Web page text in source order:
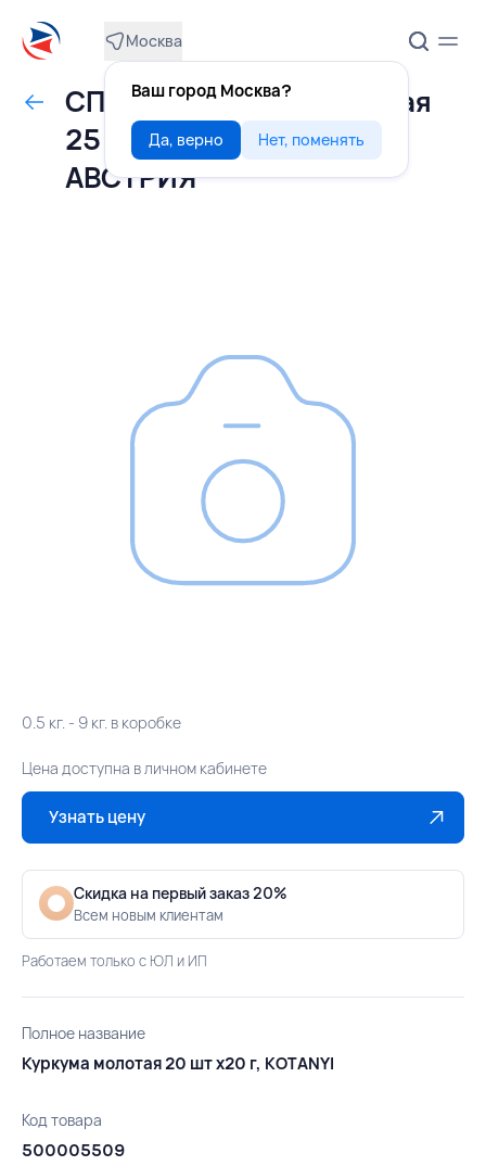
Москва
Ваш город Москва?
Да, верно Нет, поменять
СПЕЦИИ куркума молотая
25 шт х20 г, KOTANYI,
АВСТРИЯ
0.5 кг. - 9 кг. в коробке
Цена доступна в личном кабинете
Узнать цену
Скидка на первый заказ 20%
Всем новым клиентам
Работаем только с ЮЛ и ИП
Полное название
Куркума молотая 20 шт х20 г, KOTANYI
Код товара
500005509